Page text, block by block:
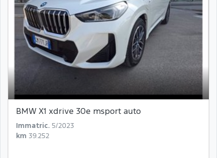
BMW X1 xdrive 30e msport auto
Immatric. 5/2023
km 39.252